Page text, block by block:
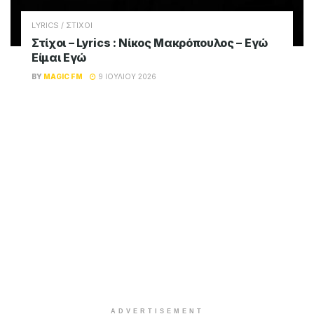
LYRICS / ΣΤΙΧΟΙ
Στίχοι – Lyrics : Νίκος Μακρόπουλος – Εγώ
Είμαι Εγώ
BY MAGIC FM 9 ΙΟΥΛΊΟΥ 2026
ADVERTISEMENT